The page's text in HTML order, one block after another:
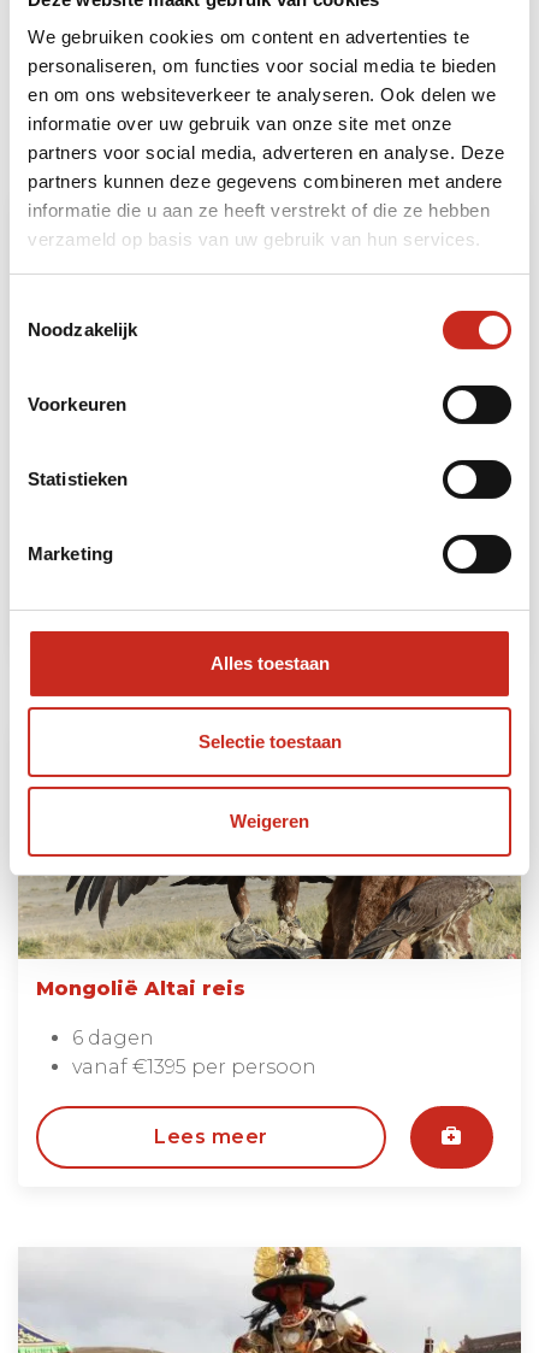
We gebruiken cookies om content en advertenties te
personaliseren, om functies voor social media te bieden
en om ons websiteverkeer te analyseren. Ook delen we
informatie over uw gebruik van onze site met onze
partners voor social media, adverteren en analyse. Deze
partners kunnen deze gegevens combineren met andere
informatie die u aan ze heeft verstrekt of die ze hebben
verzameld op basis van uw gebruik van hun services.
Noodzakelijk
Voorkeuren
Statistieken
Marketing
Alles toestaan
Selectie toestaan
Weigeren
Bouwstenen
Heeft u ruimte voor nog meer beleving? Dan kunt
u uw reis naar Mongolië uitbreiden met de
volgende bouwstenen:
Mongolië natuurparken en kloosters reis
Lees meer
Mongolië Altai reis
6 dagen
vanaf €1395 per persoon
Lees meer